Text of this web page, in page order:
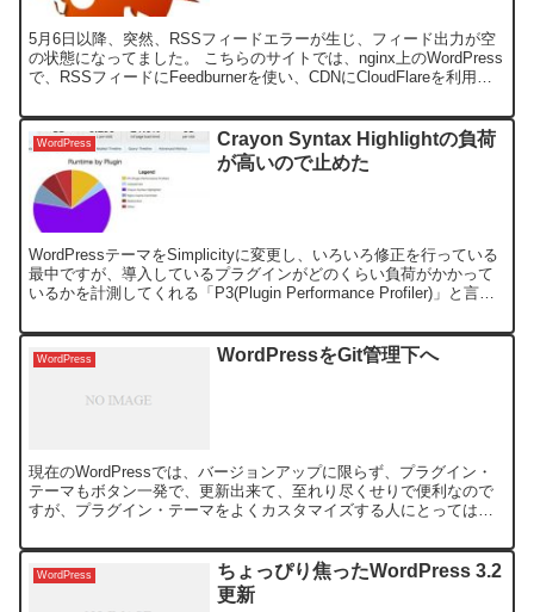
5月6日以降、突然、RSSフィードエラーが生じ、フィード出力が空
の状態になってました。 こちらのサイトでは、nginx上のWordPress
で、RSSフィードにFeedburnerを使い、CDNにCloudFlareを利用し
WordPress
Crayon Syntax Highlightの負荷
が高いので止めた
WordPressテーマをSimplicityに変更し、いろいろ修正を行っている
最中ですが、導入しているプラグインがどのくらい負荷がかかって
いるかを計測してくれる「P3(Plugin Performance Profiler)」と言う
WordPress WordPressをGit管理下へ
現在のWordPressでは、バージョンアップに限らず、プラグイン・
テーマもボタン一発で、更新出来て、至れり尽くせりで便利なので
すが、プラグイン・テーマをよくカスタマイズする人にとっては、
WordPress
ちょっぴり焦ったWordPress 3.2
更新